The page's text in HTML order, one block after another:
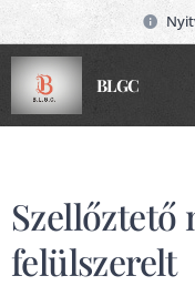
BLGC
Szellőztető
felülszerelt